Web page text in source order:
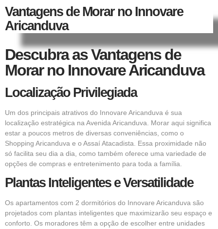
Vantagens de Morar no Innovare
Aricanduva
Descubra as Vantagens de
Morar no Innovare Aricanduva
Localização Privilegiada
Um dos principais atrativos do Innovare Aricanduva é sua
localização estratégica na Avenida Aricanduva. Morar aqui significa
estar a poucos metros de diversas conveniências, como o
Shopping Aricanduva e o Assaí Atacadista. Essa proximidade não
só facilita seu dia a dia, como também oferece uma variedade de
opções de compras e entretenimento para toda a família.
Plantas Inteligentes e Versatilidade
Os apartamentos com 2 dormitórios do Innovare Aricanduva são
projetados com plantas inteligentes que maximizarão seu espaço e
conforto. Os moradores têm a opção de escolher entre unidades